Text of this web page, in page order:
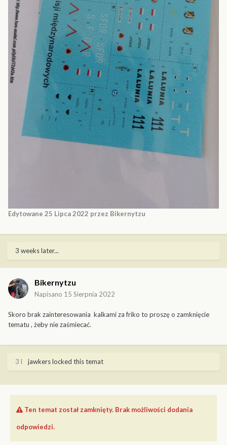
Edytowane 25 Lipca 2022 przez Bikernytzu
3 weeks later...
Bikernytzu
Napisano 15 Sierpnia 2022
Skoro brak zainteresowania kalkami za friko to proszę o zamknięcie
tematu , żeby nie zaśmiecać.
3 l jawkerslocked this temat
Ten temat został zamknięty. Brak możliwości dodania
odpowiedzi.